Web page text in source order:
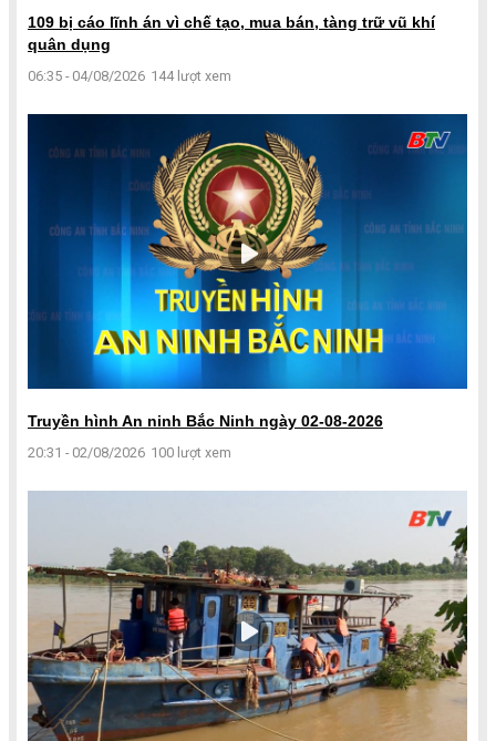
109 bị cáo lĩnh án vì chế tạo, mua bán, tàng trữ vũ khí
quân dụng
06:35 - 04/08/2026 144 lượt xem
Truyền hình An ninh Bắc Ninh ngày 02-08-2026
20:31 - 02/08/2026 100 lượt xem